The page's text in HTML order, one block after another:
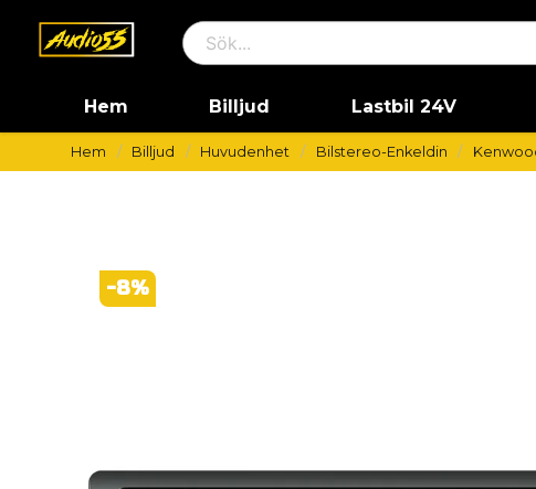
Hem Billjud Lastbil 24V
Hem Billjud Huvudenhet Bilstereo-Enkeldin
-8%